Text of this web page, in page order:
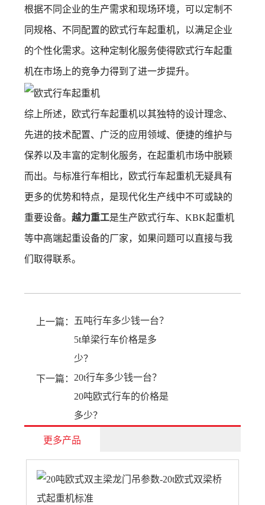
根据不同企业的生产需求和现场环境，可以定制不
同规格、不同配置的欧式行车起重机，以满足企业
的个性化需求。这种定制化服务使得欧式行车起重
机在市场上的竞争力得到了进一步提升。
综上所述，欧式行车起重机以其独特的设计理念、
先进的技术配置、广泛的应用领域、便捷的维护与
保养以及丰富的定制化服务，在起重机市场中脱颖
而出。与标准行车相比，欧式行车起重机无疑具有
更多的优势和特点，是现代化生产线中不可或缺的
重要设备。 越力重工是生产欧式行车、KBK起重机
等中高端起重设备的厂家，如果问题可以直接与我
们取得联系。
上一篇：
五吨行车多少钱一台？
5t单梁行车价格是多
少？
下一篇： 20t行车多少钱一台？
20吨欧式行车的价格是
多少？
更多产品